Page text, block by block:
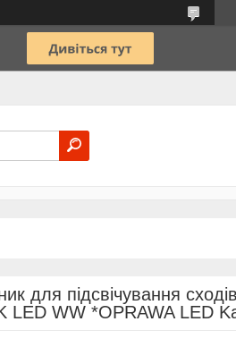
для підсвічування
LED WW *OPRAWA LED